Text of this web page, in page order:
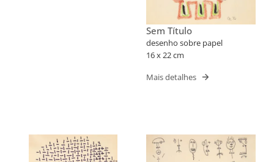
Sem Título
desenho sobre papel
16 x 22 cm
Mais detalhes